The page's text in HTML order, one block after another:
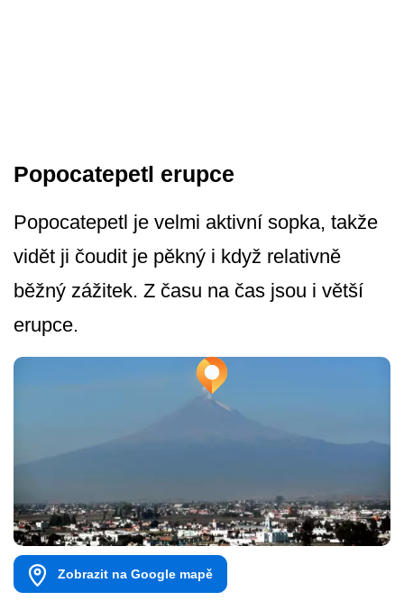
Popocatepetl erupce
Popocatepetl je velmi aktivní sopka, takže
vidět ji čoudit je pěkný i když relativně
běžný zážitek. Z času na čas jsou i větší
erupce.
Zobrazit na Google mapě